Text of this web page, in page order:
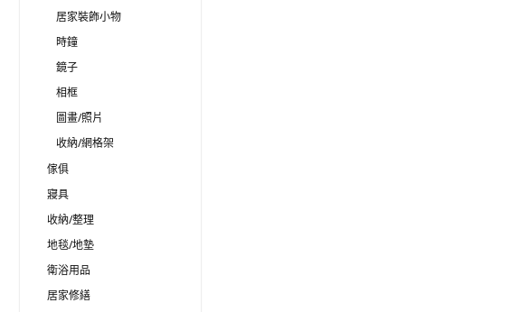
居家裝飾小物
時鐘
鏡子
相框
圖畫/照片
收納/網格架
傢俱
寢具
收納/整理
地毯/地墊
衛浴用品
居家修繕